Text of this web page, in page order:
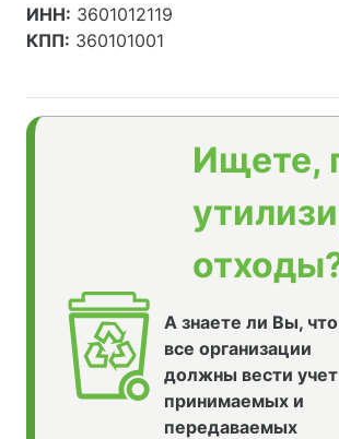
ИНН: 3601012119
КПП: 360101001
Ищете,
А знаете ли Вы, что
все организации
должны вести учет
принимаемых и
передаваемых